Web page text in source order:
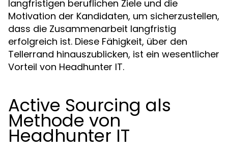
langfristigen beruflichen Ziele und die
Motivation der Kandidaten, um sicherzustellen,
dass die Zusammenarbeit langfristig
erfolgreich ist. Diese Fähigkeit, über den
Tellerrand hinauszublicken, ist ein wesentlicher
Vorteil von Headhunter IT.
Active Sourcing als
Methode von
Headhunter IT